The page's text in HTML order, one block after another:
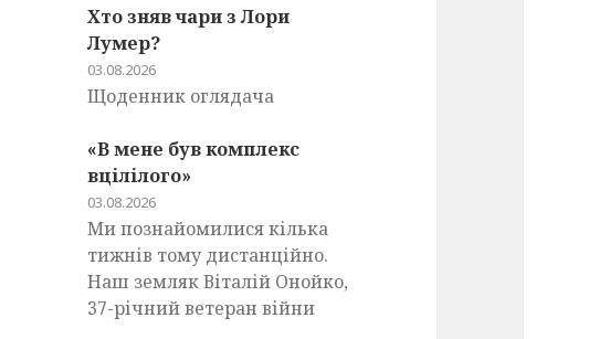
Хто зняв чари з Лори
Лумер?
03.08.2026
Щоденник оглядача
«В мене був комплекс
вцілілого»
03.08.2026
Ми познайомилися кілька
тижнів тому дистанційно.
Наш земляк Віталій Онойко,
37-річний ветеран війни